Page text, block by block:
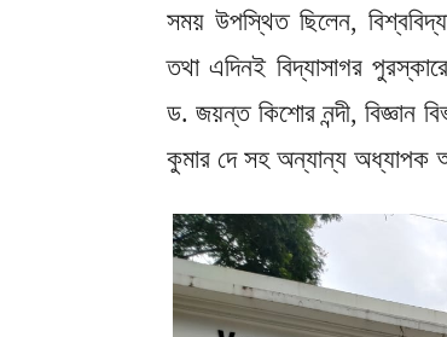
সময় উপস্থিত ছিলেন,
তথা এদিনই বিদ্যাসাগর
ড. জয়ন্ত কিশোর নন্দী, বিজ্ঞান
কুমার দে সহ অন্যান্য অধ্যাপক